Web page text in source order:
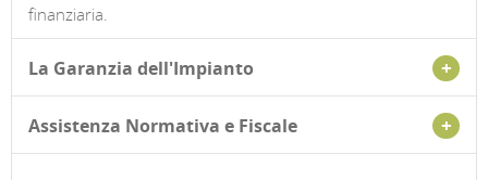
finanziaria.
La Garanzia dell'Impianto
Assistenza Normativa e Fiscale